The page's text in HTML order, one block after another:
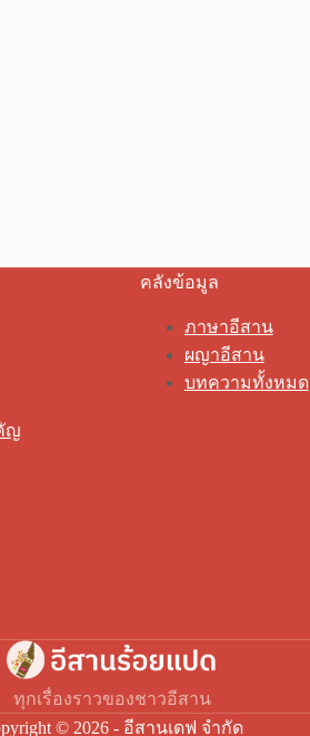
ญ
คลังข้อมูล
ภาษาอีสาน
ผญาอีสาน
บทความทั้งหมด
ทุกเรื่องราวของชาวอีสาน
© 2026 - อีสานเดฟ จำกัด